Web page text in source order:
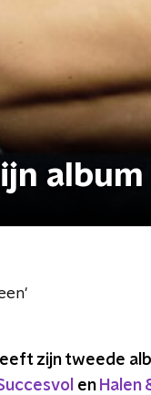
zijn tweede
en Halen